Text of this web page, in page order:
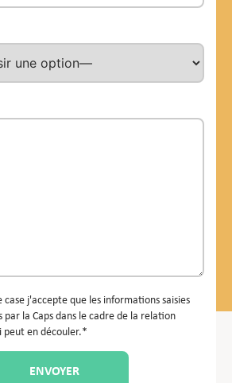
case j'accepte que les informations saisies
par la Caps dans le cadre de la relation
peut en découler.*